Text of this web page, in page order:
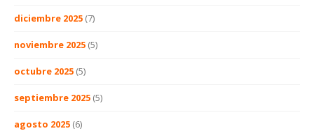
diciembre 2025 (7)
noviembre 2025 (5)
octubre 2025 (5)
septiembre 2025 (5)
agosto 2025 (6)